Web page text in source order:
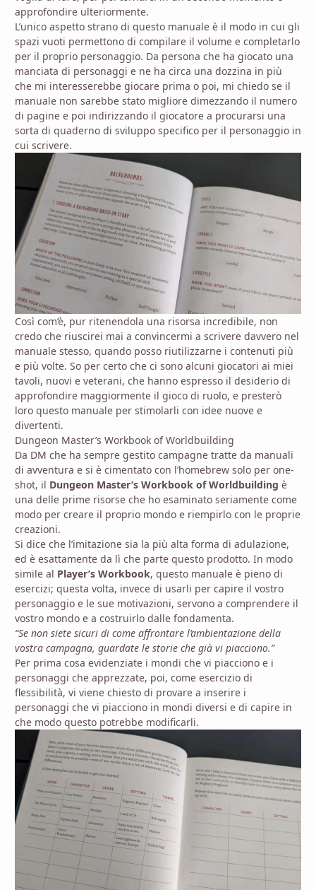
approfondire ulteriormente.
L’unico aspetto strano di questo manuale è il modo in cui gli
spazi vuoti permettono di compilare il volume e completarlo
per il proprio personaggio. Da persona che ha giocato una
manciata di personaggi e ne ha circa una dozzina in più
che mi interesserebbe giocare prima o poi, mi chiedo se il
manuale non sarebbe stato migliore dimezzando il numero
di pagine e poi indirizzando il giocatore a procurarsi una
sorta di quaderno di sviluppo specifico per il personaggio in
cui scrivere.
Così com’è, pur ritenendola una risorsa incredibile, non
credo che riuscirei mai a convincermi a scrivere davvero nel
manuale stesso, quando posso riutilizzarne i contenuti più
e più volte. So per certo che ci sono alcuni giocatori ai miei
tavoli, nuovi e veterani, che hanno espresso il desiderio di
approfondire maggiormente il gioco di ruolo, e presterò
loro questo manuale per stimolarli con idee nuove e
divertenti.
Dungeon Master’s Workbook of Worldbuilding
Da DM che ha sempre gestito campagne tratte da manuali
di avventura e si è cimentato con l’homebrew solo per one-
shot, il Dungeon Master’s Workbook of Worldbuilding è
una delle prime risorse che ho esaminato seriamente come
modo per creare il proprio mondo e riempirlo con le proprie
creazioni.
Si dice che l’imitazione sia la più alta forma di adulazione,
ed è esattamente da lì che parte questo prodotto. In modo
simile al Player’s Workbook, questo manuale è pieno di
esercizi; questa volta, invece di usarli per capire il vostro
personaggio e le sue motivazioni, servono a comprendere il
vostro mondo e a costruirlo dalle fondamenta.
“Se non siete sicuri di come affrontare l’ambientazione della
vostra campagna, guardate le storie che già vi piacciono.”
Per prima cosa evidenziate i mondi che vi piacciono e i
personaggi che apprezzate, poi, come esercizio di
flessibilità, vi viene chiesto di provare a inserire i
personaggi che vi piacciono in mondi diversi e di capire in
che modo questo potrebbe modificarli.